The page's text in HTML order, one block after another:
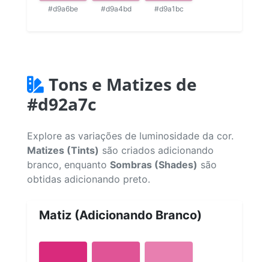
#d9a6be #d9a4bd #d9a1bc
Tons e Matizes de
#d92a7c
Explore as variações de luminosidade da cor.
Matizes (Tints) são criados adicionando
branco, enquanto Sombras (Shades) são
obtidas adicionando preto.
Matiz (Adicionando Branco)